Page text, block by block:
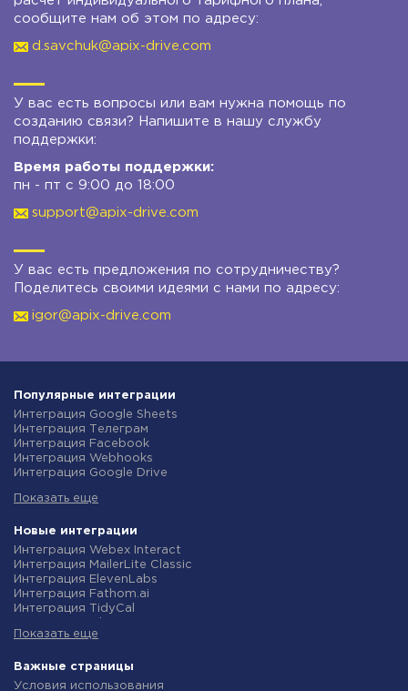
сообщите нам об этом по адресу:
d.savchuk@apix-drive.com
У вас есть вопросы или вам нужна помощь по
созданию связи? Напишите в нашу службу
поддержки:
Время работы поддержки:
пн - пт с 9:00 до 18:00
support@apix-drive.com
У вас есть предложения по сотрудничеству?
Поделитесь своими идеями с нами по адресу:
igor@apix-drive.com
Популярные интеграции
Интеграция Google Sheets
Интеграция Телеграм
Интеграция Facebook
Интеграция Webhooks
Интеграция Google Drive
Интеграция Gmail
Интеграция Новая Почта
Интеграция Binotel
Интеграция OpenAI (ChatGPT)
Интеграция Prom
Интеграция Приват24
Интеграция OLX
Интеграция TurboSMS
Интеграция SendPulse
Интеграция Stream Telecom
Показать еще
Новые интеграции
Интеграция Webex Interact
Интеграция MailerLite Classic
Интеграция ElevenLabs
Интеграция Fathom.ai
Интеграция TidyCal
Интеграция Gist
Интеграция Straico
Интеграция Rows
Показать еще
Важные страницы
Условия использования